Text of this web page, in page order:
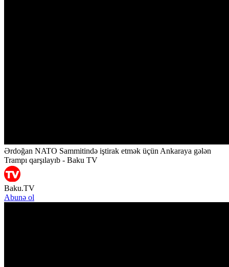
Ərdoğan NATO Sammitində iştirak etmək üçün Ankaraya gələn
Trampı qarşılayıb - Baku TV
Baku.TV
Abunə ol